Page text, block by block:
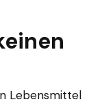
Lebensmittel